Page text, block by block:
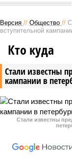
Версия // Общество //
вступительной
Стали известны
кампании в
Кто куда
Стали известны